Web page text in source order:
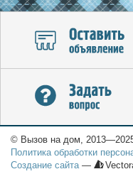
© Вызов на дом,
Политика обработки
Создание сайта—